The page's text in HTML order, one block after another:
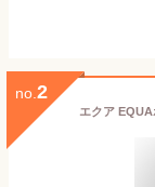
no. 2